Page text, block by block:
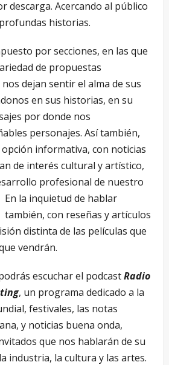
descarga. Acercando al público
historias.
por secciones, en las que
de propuestas
dejan sentir el alma de sus
en sus historias, en su
por donde nos
personajes. Así también,
informativa, con noticias
de interés cultural y artístico,
profesional de nuestro
la inquietud de hablar
también, con reseñas y artículos
distinta de las películas que
vendrán.
escuchar el podcastRadio
, un programa dedicado a la
festivales, las notas
y noticias buena onda,
que nos hablarán de su
industria, la cultura y las artes.